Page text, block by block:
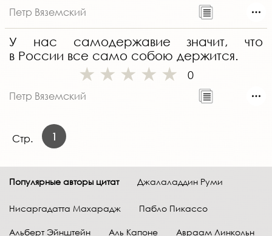
Петр Вяземский
У нас самодержавие значит, что
в России все само собою держится.
0
Петр Вяземский
Стр. 1
Популярные авторы цитат Джалаладдин Руми
Нисаргадатта Махарадж Пабло Пикассо
Альберт Эйнштейн Аль Капоне Авраам Линкольн